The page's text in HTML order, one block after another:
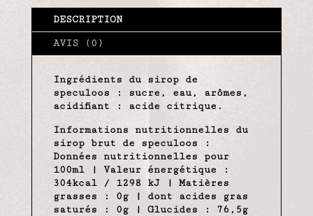
DESCRIPTION
AVIS (0)
Ingrédients du sirop de
speculoos : sucre, eau, arômes,
acidifiant : acide citrique.
Informations nutritionnelles du
sirop brut de speculoos :
Données nutritionnelles pour
100ml | Valeur énergétique :
304kcal / 1298 kJ | Matières
grasses : 0g | dont acides gras
saturés : 0g | Glucides : 76,5g